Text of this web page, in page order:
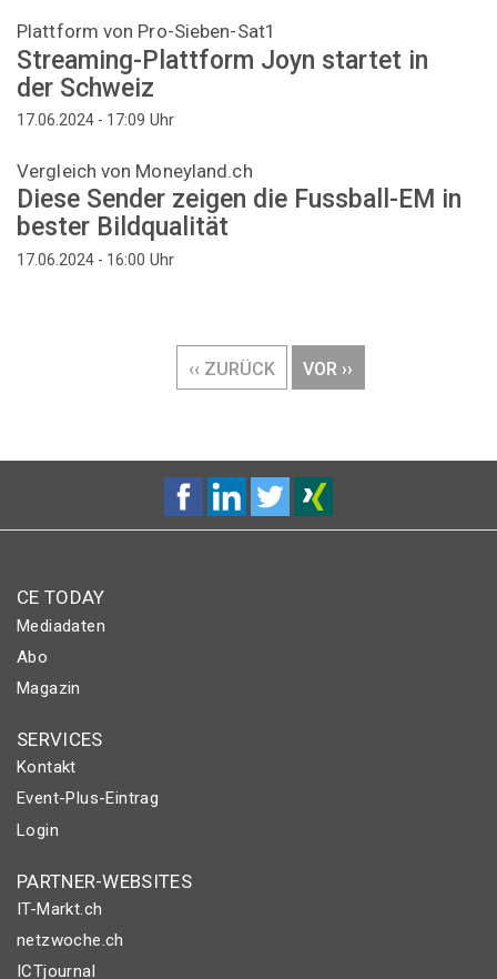
Plattform von Pro-Sieben-Sat1
Streaming-Plattform Joyn startet in
der Schweiz
17.06.2024 - 17:09 Uhr
Vergleich von Moneyland.ch
Diese Sender zeigen die Fussball-EM in
bester Bildqualität
17.06.2024 - 16:00 Uhr
VORHERIGE
SEITE
‹‹ ZURÜCK
NÄCHSTE
SEITE
VOR ››
CE TODAY
Mediadaten
Abo
Magazin
SERVICES
Kontakt
Event-Plus-Eintrag
Login
PARTNER-WEBSITES
IT-Markt.ch
netzwoche.ch
ICTjournal